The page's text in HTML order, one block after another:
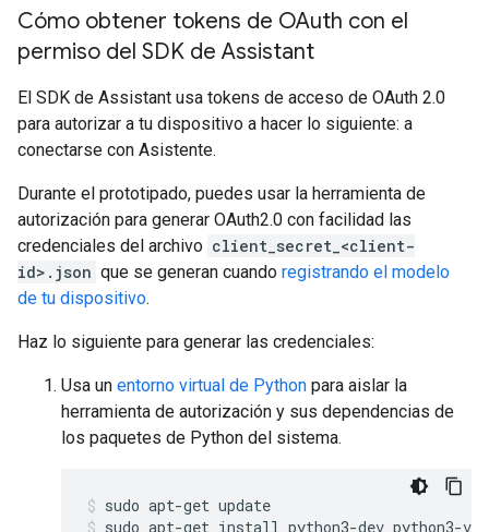
Cómo obtener tokens de OAuth con el
permiso del SDK de Assistant
El SDK de Assistant usa tokens de acceso de OAuth 2.0
para autorizar a tu dispositivo a hacer lo siguiente: a
conectarse con Asistente.
Durante el prototipado, puedes usar la herramienta de
autorización para generar OAuth2.0 con facilidad las
credenciales del archivo client_secret_<client-
id>.json que se generan cuando registrando el modelo
de tu dispositivo.
Haz lo siguiente para generar las credenciales:
Usa un entorno virtual de Python para aislar la
herramienta de autorización y sus dependencias de
los paquetes de Python del sistema.
sudo apt-get update
sudo apt-get install python3-dev python3-